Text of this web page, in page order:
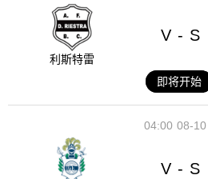
利斯特雷
V - S
即将开始
08-10
04:00
V - S